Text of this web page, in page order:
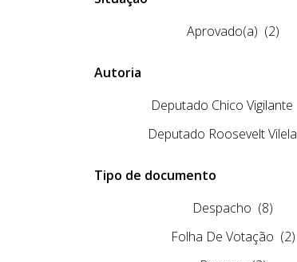
Aprovado(a) (2)
Autoria
Deputado Chico Vigilante
Deputado Roosevelt Vilela
Tipo de documento
Despacho (8)
Folha De Votação (2)